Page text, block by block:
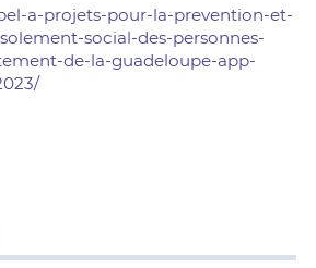
a-projets-pour-la-prevention-et-
social-des-personnes-
de-la-guadeloupe-app-